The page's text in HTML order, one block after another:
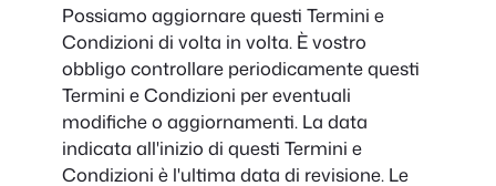
Possiamo aggiornare questi Termini e
Condizioni di volta in volta. È vostro
obbligo controllare periodicamente questi
Termini e Condizioni per eventuali
modifiche o aggiornamenti. La data
indicata all'inizio di questi Termini e
Condizioni è l'ultima data di revisione. Le